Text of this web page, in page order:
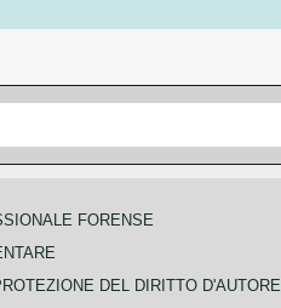
FORENSE
DEL DIRITTO D'AUTORE